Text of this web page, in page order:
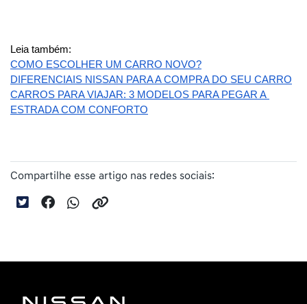
Leia também:
COMO ESCOLHER UM CARRO NOVO?
DIFERENCIAIS NISSAN PARA A COMPRA DO SEU CARRO
CARROS PARA VIAJAR: 3 MODELOS PARA PEGAR A
ESTRADA COM CONFORTO
Compartilhe esse artigo nas redes sociais: